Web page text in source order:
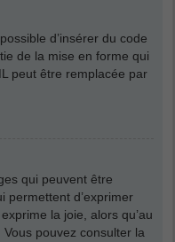
d’insérer du code
de la mise en forme qui
peut être remplacée par
qui peuvent être
permettent d’exprimer
la joie, alors qu’au
pouvez consulter la